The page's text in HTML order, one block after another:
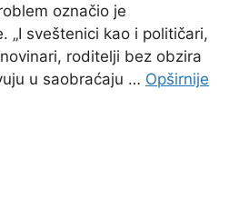
označio je
„I sveštenici kao i političari,
roditelji bez obzira
u saobraćaju … Opširnije